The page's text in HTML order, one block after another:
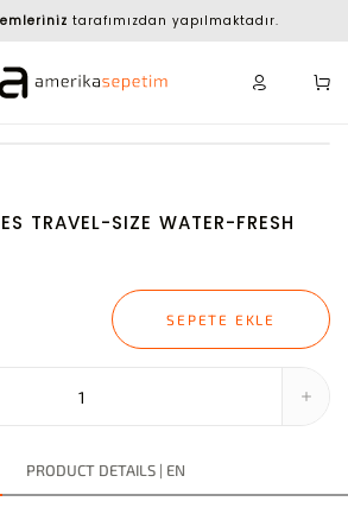
tarafımızdan yapılmaktadır.
TRAVEL-SIZE WATER-FRESH
SEPETE EKLE
PRODUCT DETAILS | EN